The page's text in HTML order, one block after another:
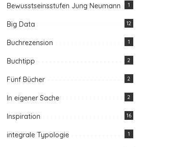
Bewusstseinsstufen Jung Neumann 1
Big Data 12
Buchrezension 1
Buchtipp 2
Fünf Bücher 2
In eigener Sache 2
Inspiration 16
integrale Typologie 1